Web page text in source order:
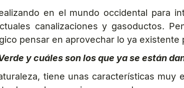
en el mundo occidental para
canalizaciones y gasoductos.
pensar en aprovechar lo ya
y cuáles son los que ya se están
tiene unas características muy